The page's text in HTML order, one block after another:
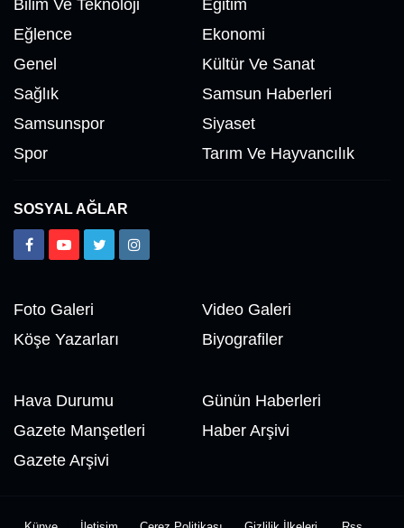
Bilim Ve Teknoloji
Eğitim
Eğlence
Ekonomi
Genel
Kültür Ve Sanat
Sağlık
Samsun Haberleri
Samsunspor
Siyaset
Spor
Tarım Ve Hayvancılık
SOSYAL AĞLAR
Foto Galeri
Video Galeri
Köşe Yazarları
Biyografiler
Hava Durumu
Günün Haberleri
Gazete Manşetleri
Haber Arşivi
Gazete Arşivi